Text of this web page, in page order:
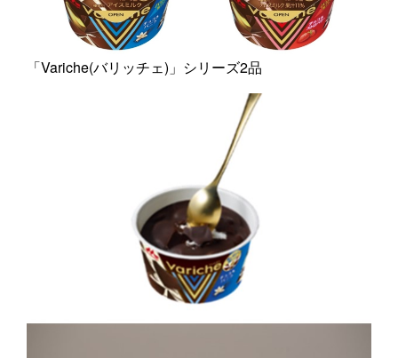
「Variche(バリッチェ)」シリーズ2品